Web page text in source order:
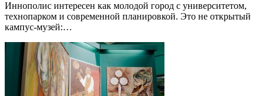
Иннополис интересен как молодой город с университетом,
технопарком и современной планировкой. Это не открытый
кампус-музей:…